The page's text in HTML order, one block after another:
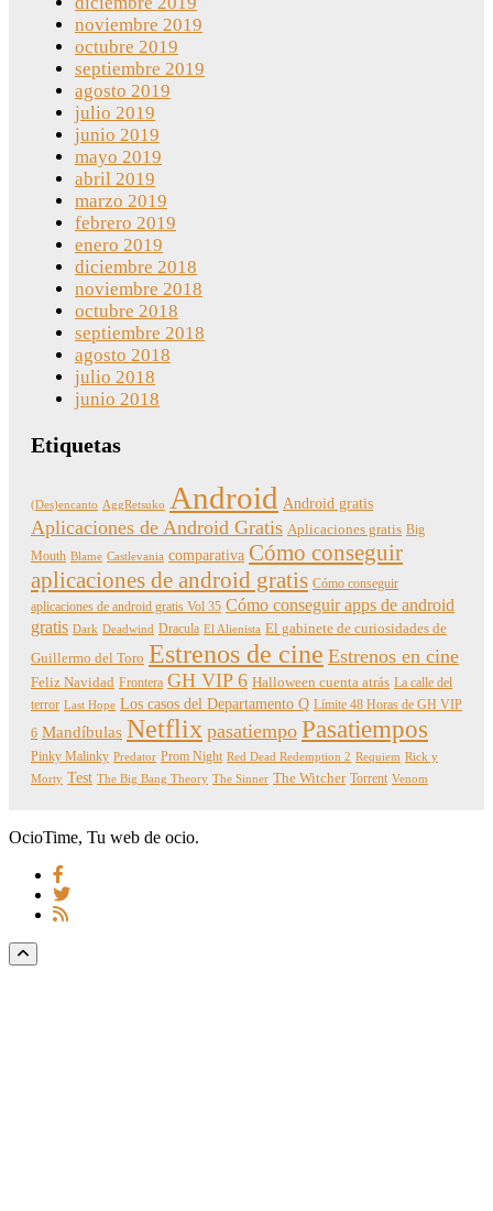
noviembre 2019
octubre 2019
septiembre 2019
agosto 2019
julio 2019
junio 2019
mayo 2019
abril 2019
marzo 2019
febrero 2019
enero 2019
diciembre 2018
noviembre 2018
octubre 2018
septiembre 2018
agosto 2018
julio 2018
junio 2018
Etiquetas
(Des)encanto AggRetsuko Android Android gratis
Aplicaciones de Android Gratis Aplicaciones gratis Big
Mouth Blame Castlevania comparativa Cómo conseguir
aplicaciones de android gratis Cómo conseguir
aplicaciones de android gratis Vol 35 Cómo conseguir apps de android
gratis Dark Deadwind Dracula El Alienista El gabinete de curiosidades de
Guillermo del Toro Estrenos de cine Estrenos en cine
Feliz Navidad Frontera GH VIP 6 Halloween cuenta atrás La calle del
terror Last Hope Los casos del Departamento Q Límite 48 Horas de GH VIP
6 Mandíbulas Netflix pasatiempo Pasatiempos
Pinky Malinky Predator Prom Night Red Dead Redemption 2 Requiem Rick y
Morty Test The Big Bang Theory The Sinner The Witcher Torrent Venom
OcioTime, Tu web de ocio.